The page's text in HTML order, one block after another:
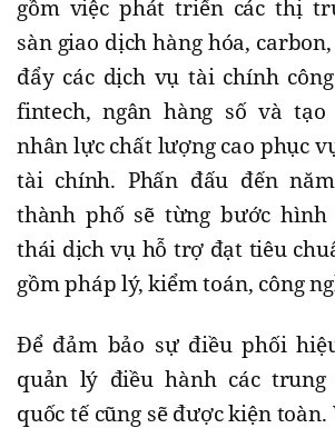
gồm việc phát triển các thị
sàn giao dịch hàng hóa,
đẩy các dịch vụ tài chính
fintech, ngân hàng số và
nhân lực chất lượng cao phục
tài chính. Phấn đấu đến
thành phố sẽ từng bước
thái dịch vụ hỗ trợ đạt tiêu
gồm pháp lý, kiểm toán, công
Để đảm bảo sự điều phối
quản lý điều hành các
quốc tế cũng sẽ được kiện toàn.